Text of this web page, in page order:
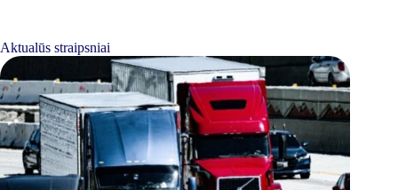
Aktualūs straipsniai